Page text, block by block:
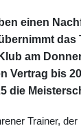
einen
das
am
Vertrag bis
die
Trainer,